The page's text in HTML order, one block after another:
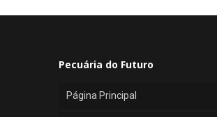
Pecuária do Futuro
Página Principal